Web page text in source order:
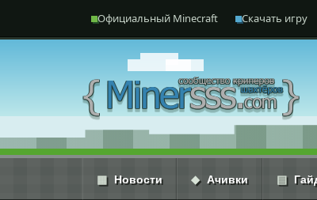
Официальный Minecraft Скачать игру
▦ Новости ◆ Ачивки ▤